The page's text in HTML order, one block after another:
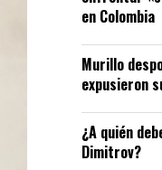
en Colombia
Murillo
expusieron
¿A quién
Dimitrov?